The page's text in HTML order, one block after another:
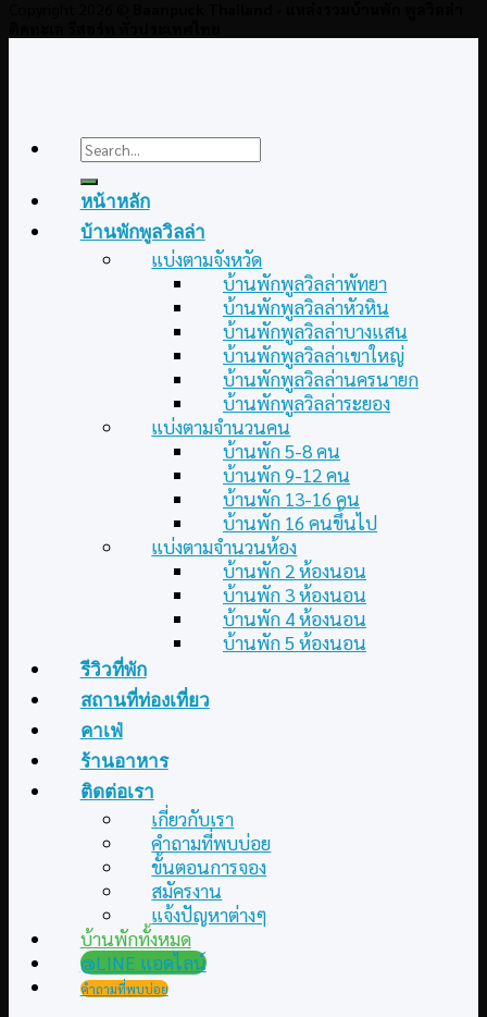
Search
for:
หน้าหลัก
บ้านพักพูลวิลล่า
แบ่งตามจังหวัด
บ้านพักพูลวิลล่าพัทยา
บ้านพักพูลวิลล่าหัวหิน
บ้านพักพูลวิลล่าบางแสน
บ้านพักพูลวิลล่าเขาใหญ่
บ้านพักพูลวิลล่านครนายก
บ้านพักพูลวิลล่าระยอง
แบ่งตามจำนวนคน
บ้านพัก 5-8 คน
บ้านพัก 9-12 คน
บ้านพัก 13-16 คน
บ้านพัก 16 คนขึ้นไป
แบ่งตามจำนวนห้อง
บ้านพัก 2 ห้องนอน
บ้านพัก 3 ห้องนอน
บ้านพัก 4 ห้องนอน
บ้านพัก 5 ห้องนอน
รีวิวที่พัก
สถานที่ท่องเที่ยว
คาเฟ่
ร้านอาหาร
ติดต่อเรา
เกี่ยวกับเรา
คำถามที่พบบ่อย
ขั้นตอนการจอง
สมัครงาน
แจ้งปัญหาต่างๆ
บ้านพักทั้งหมด
@LINE แอดไลน์
คำถามที่พบบ่อย